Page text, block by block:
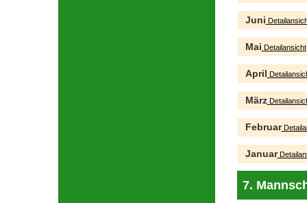
Juni
Mai Detailansicht
April
März
Februar
Januar
7.